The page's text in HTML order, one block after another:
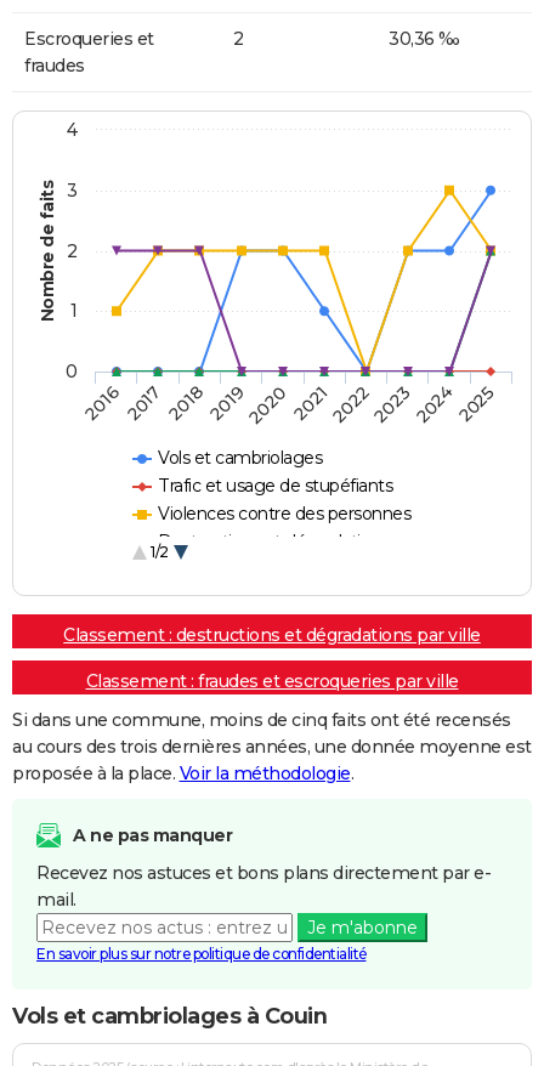
Escroqueries et
fraudes
2 30,36 ‰
Nombre de faits
Vols et cambriolages
Trafic et usage de stupéfiants
Violences contre des personnes
Destructions et dégradations
1/2
20162017 20182019202020212022202320242025
0
1
2
3
4
Classement : destructions et dégradations par ville
Classement : fraudes et escroqueries par ville
Si dans une commune, moins de cinq faits ont été recensés
au cours des trois dernières années, une donnée moyenne est
proposée à la place. Voir la méthodologie.
A ne pas manquer
Recevez nos astuces et bons plans directement par e-
mail.
Je m'abonne
En savoir plus sur notre politique de confidentialité
Vols et cambriolages à Couin